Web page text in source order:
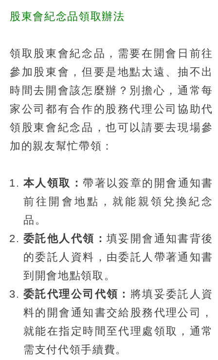
股東會紀念品領取辦法
領取股東會紀念品，需要在開會日前往
參加股東會，但要是地點太遠、抽不出
時間去開會該怎麼辦？別擔心，通常每
家公司都有合作的股務代理公司協助代
領股東會紀念品，也可以請要去現場參
加的親友幫忙帶領：
本人領取： 帶著以簽章的開會通知書
前往開會地點，就能親領兌換紀念
品。
委託他人代領： 填妥開會通知書背後
的委託人資料，由委託人帶著通知書
到開會地點領取。
委託代理公司代領： 將填妥委託人資
料的開會通知書交給股務代理公司，
就能在指定時間至代理處領取，通常
需支付代領手續費。